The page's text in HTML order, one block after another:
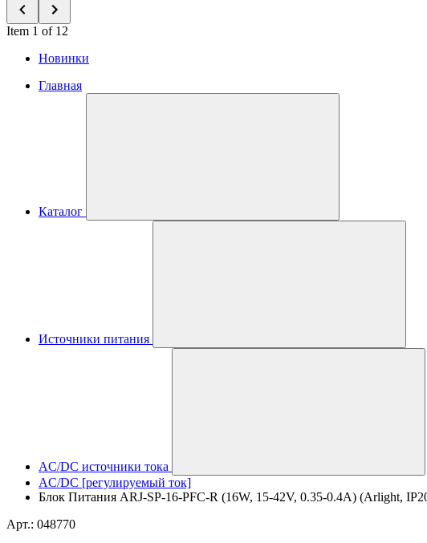
Item 1 of 12
Новинки
Главная
Каталог
Источники питания
AC/DC источники тока
AC/DC [регулируемый ток]
Блок Питания ARJ-SP-16-PFC-R (16W, 15-42V, 0.35-0.4A) (Arlight,
Арт.: 048770